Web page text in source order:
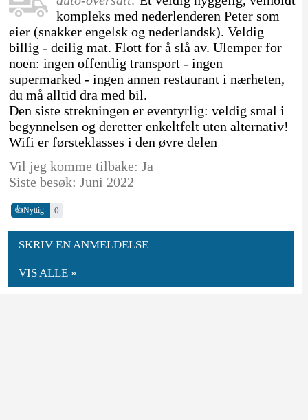
kompleks med nederlenderen Peter som
eier (snakker engelsk og nederlandsk). Veldig
billig - deilig mat. Flott for å slå av. Ulemper for
noen: ingen offentlig transport - ingen
supermarked - ingen annen restaurant i nærheten,
du må alltid dra med bil.
Den siste strekningen er eventyrlig: veldig smal i
begynnelsen og deretter enkeltfelt uten alternativ!
Wifi er førsteklasses i den øvre delen
Vil jeg komme tilbake: Ja
Siste besøk: Juni 2022
👍Nyttig 0
SKRIV EN ANMELDELSE
VIS ALLE »